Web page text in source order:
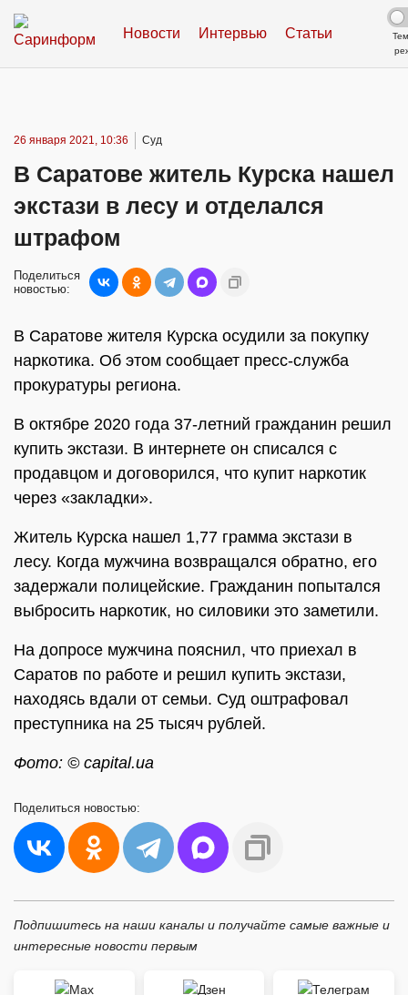
Новости Интервью Статьи
26 января 2021, 10:36 Суд
В Саратове житель Курска нашел
экстази в лесу и отделался
штрафом
Поделиться
новостью:
В Саратове жителя Курска осудили за покупку
наркотика. Об этом сообщает пресс-служба
прокуратуры региона.
В октябре 2020 года 37-летний гражданин решил
купить экстази. В интернете он списался с
продавцом и договорился, что купит наркотик
через «закладки».
Житель Курска нашел 1,77 грамма экстази в
лесу. Когда мужчина возвращался обратно, его
задержали полицейские. Гражданин попытался
выбросить наркотик, но силовики это заметили.
На допросе мужчина пояснил, что приехал в
Саратов по работе и решил купить экстази,
находясь вдали от семьи. Суд оштрафовал
преступника на 25 тысяч рублей.
Фото: © capital.ua
Поделиться новостью:
Подпишитесь на наши каналы и получайте самые важные и
интересные новости первым